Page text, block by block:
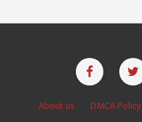
About us DMCA Policy